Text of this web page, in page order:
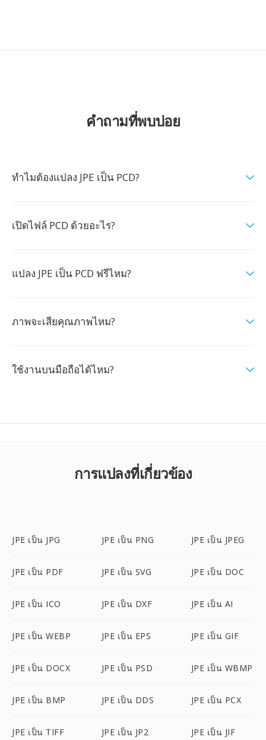
คำถามที่พบบ่อย
ทำไมต้องแปลง JPE เป็น PCD?
เปิดไฟล์ PCD ด้วยอะไร?
แปลง JPE เป็น PCD ฟรีไหม?
ภาพจะเสียคุณภาพไหม?
ใช้งานบนมือถือได้ไหม?
การแปลงที่เกี่ยวข้อง
JPE เป็น JPG JPE เป็น PNG JPE เป็น JPEG
JPE เป็น PDF JPE เป็น SVG JPE เป็น DOC
JPE เป็น ICO JPE เป็น DXF JPE เป็น AI
JPE เป็น WEBP JPE เป็น EPS JPE เป็น GIF
JPE เป็น DOCX JPE เป็น PSD JPE เป็น WBMP
JPE เป็น BMP JPE เป็น DDS JPE เป็น PCX
JPE เป็น TIFF JPE เป็น JP2 JPE เป็น JIF